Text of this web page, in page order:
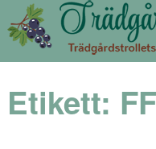
Etikett: